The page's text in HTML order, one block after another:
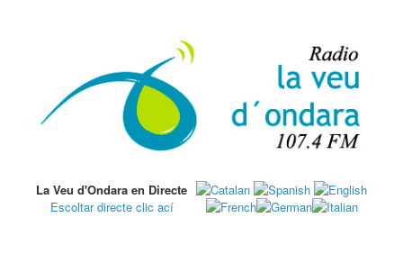
La Veu d'Ondara en Directe
Escoltar directe clic ací